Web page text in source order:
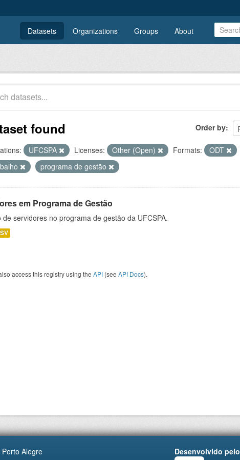
Datasets Organizations Groups About
Order by
found
UFCSPA Licenses: Other (Open) Formats: ODT
programa de gestão
em Programa de Gestão
de servidores no programa de gestão da UFCSPA.
access this registry using the API (see API Docs).
Alegre
Desenvolvido pelo